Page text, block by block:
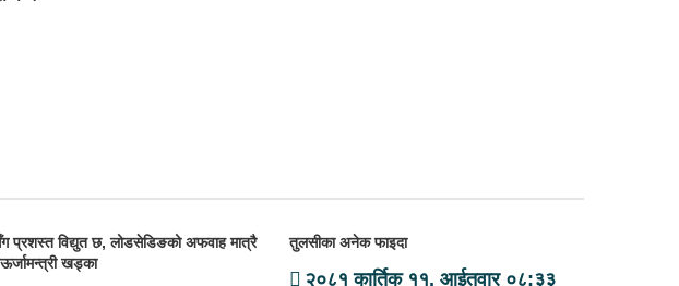
प्रशस्त विद्युत छ, लोडसेडिङको अफवाह मात्रै
खड्का
तुलसीका अनेक फाइदा
२०८१ कार्तिक ११, आईतवार ०८:३३